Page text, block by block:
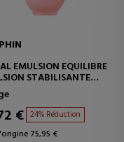
EMULSION EQUILIBRE
STABILISANTE
€ 24% Réduction
75,95 €